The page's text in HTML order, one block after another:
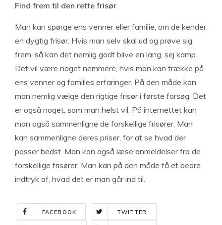
Find frem til den rette frisør
Man kan spørge ens venner eller familie, om de kender
en dygtig frisør. Hvis man selv skal ud og prøve sig
frem, så kan det nemlig godt blive en lang, sej kamp.
Det vil være noget nemmere, hvis man kan trække på
ens venner og families erfaringer. På den måde kan
man nemlig vælge den rigtige frisør i første forsøg. Det
er også noget, som man helst vil. På internettet kan
man også sammenligne de forskellige frisører. Man
kan sammenligne deres priser, for at se hvad der
passer bedst. Man kan også læse anmeldelser fra de
forskellige frisører. Man kan på den måde få et bedre
indtryk af, hvad det er man går ind til.
FACEBOOK TWITTER